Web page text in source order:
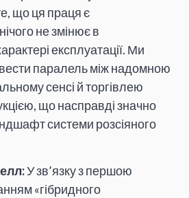
що ця праця є
не змінює в
експлуатації. Ми
паралель між надомною
сенсі й торгівлею
що насправді значно
системи розсіяного
У зв’язку з першою
«гібридного